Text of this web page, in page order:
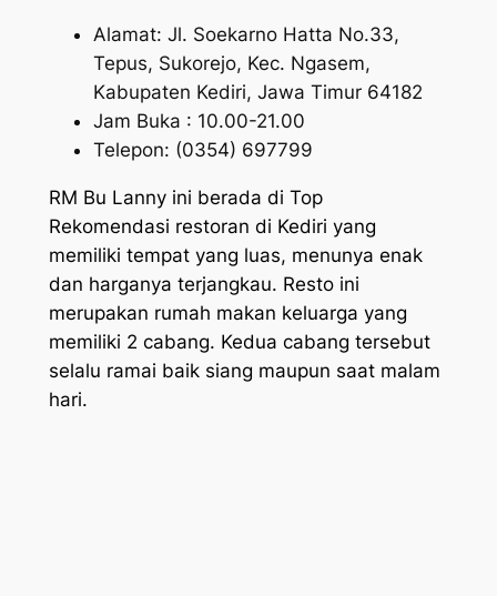
Alamat: Jl. Soekarno Hatta No.33,
Tepus, Sukorejo, Kec. Ngasem,
Kabupaten Kediri, Jawa Timur 64182
Jam Buka : 10.00-21.00
Telepon: (0354) 697799
RM Bu Lanny ini berada di Top
Rekomendasi restoran di Kediri yang
memiliki tempat yang luas, menunya enak
dan harganya terjangkau. Resto ini
merupakan rumah makan keluarga yang
memiliki 2 cabang. Kedua cabang tersebut
selalu ramai baik siang maupun saat malam
hari.